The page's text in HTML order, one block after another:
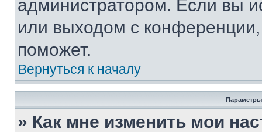
администратором. Если вы
или выходом с
поможет.
Вернуться к началу
Параметры
» Как мне изменить мои